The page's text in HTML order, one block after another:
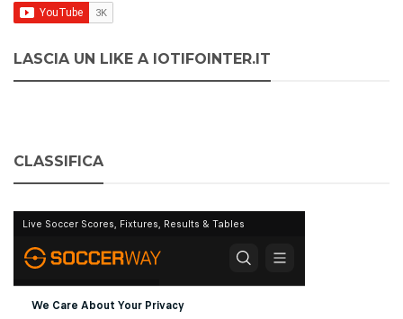
LASCIA UN LIKE A IOTIFOINTER.IT
CLASSIFICA